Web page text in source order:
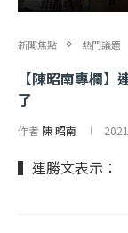
新聞焦點 熱門議題
【陳昭南專欄
了
作者 陳 昭南
▍連勝文表示：